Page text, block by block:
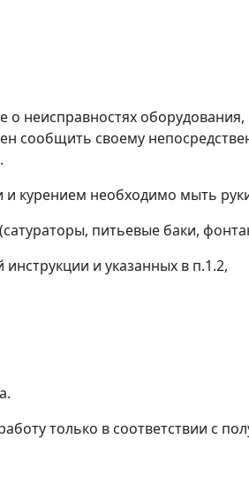
неисправностях оборудования,
сообщить своему
курением необходимо мыть
питьевые баки,
и указанных в п.1.2,
только в соответствии с